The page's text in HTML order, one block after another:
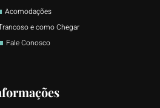
Acomodações
e como Chegar
Fale Conosco